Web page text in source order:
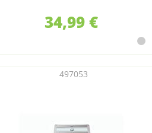
34,99 €
497053